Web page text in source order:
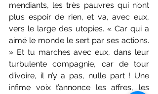
mendiants, les très pauvres qui n’ont
plus espoir de rien, et va, avec eux,
vers le large des utopies. « Car qui a
aimé le monde le sert par ses actions.
» Et tu marches avec eux, dans leur
turbulente compagnie, car de tour
d’ivoire, il n’y a pas, nulle part ! Une
infime voix t’annonce les affres, les